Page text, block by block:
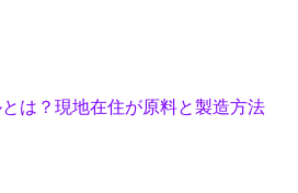
は？現地在住が原料と製造方法